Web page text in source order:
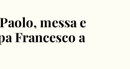
messa e
Francesco a